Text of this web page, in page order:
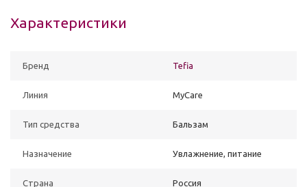
Характеристики
Бренд Tefia
Линия MyCare
Тип средства Бальзам
Назначение Увлажнение, питание
Страна Россия